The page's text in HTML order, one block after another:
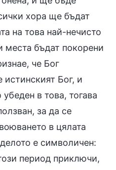
хора ще бъдат
на това най-нечисто
места бъдат покорени
че Бог
Бог, и
в това, тогава
за да се
в цялата
е символичен:
период приключи,